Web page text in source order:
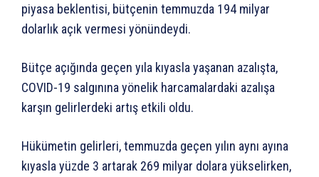
piyasa beklentisi, bütçenin temmuzda 194 milyar
dolarlık açık vermesi yönündeydi.
Bütçe açığında geçen yıla kıyasla yaşanan azalışta,
COVID-19 salgınına yönelik harcamalardaki azalışa
karşın gelirlerdeki artış etkili oldu.
Hükümetin gelirleri, temmuzda geçen yılın aynı ayına
kıyasla yüzde 3 artarak 269 milyar dolara yükselirken,